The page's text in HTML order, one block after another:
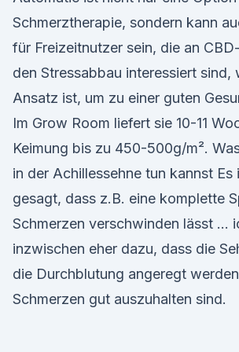
Schmerztherapie, sondern kann
für Freizeitnutzer sein, die an
den Stressabbau interessiert sind,
Ansatz ist, um zu einer guten
Im Grow Room liefert sie 10-11
Keimung bis zu 450-500g/m².
in der Achillessehne tun kannst Es
gesagt, dass z.B. eine komplette
Schmerzen verschwinden lässt …
inzwischen eher dazu, dass die
die Durchblutung angeregt
Schmerzen gut auszuhalten sind.